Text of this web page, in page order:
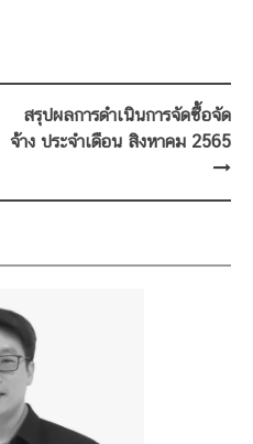
สรุปผลการดำเนินการจัดซื้อจัด
จ้าง ประจำเดือน สิงหาคม 2565